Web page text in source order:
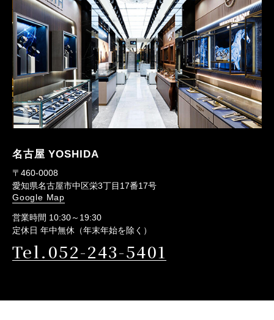
名古屋 YOSHIDA
〒460-0008
愛知県名古屋市中区栄3丁目17番17号
Google Map
営業時間 10:30～19:30
定休日 年中無休（年末年始を除く）
Tel.052-243-5401